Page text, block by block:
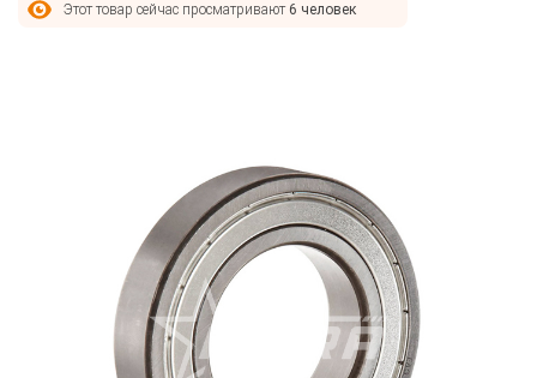
Этот товар сейчас просматривают 6 человек